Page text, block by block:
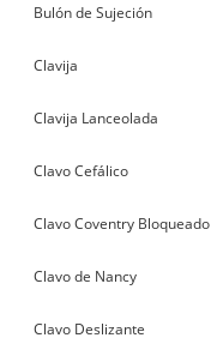
Bulón de Sujeción
Clavija
Clavija Lanceolada
Clavo Cefálico
Clavo Coventry Bloqueado
Clavo de Nancy
Clavo Deslizante